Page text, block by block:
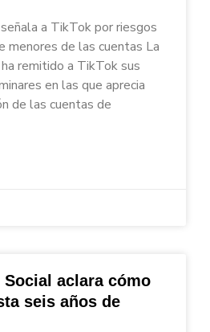
a TikTok por riesgos
menores de las cuentas La
remitido a TikTok sus
en las que aprecia
de las cuentas de
Social aclara cómo
seis años de